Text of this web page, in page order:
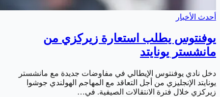
أحدث الأخبار
يوفنتوس يطلب استعارة زيركزي من
مانشستر يونايتد
دخل نادي يوفنتوس الإيطالي في مفاوضات جديدة مع مانشستر
يونايتد الإنجليزي من أجل التعاقد مع المهاجم الهولندي جوشوا
زيركزي خلال فترة الانتقالات الصيفية. في…